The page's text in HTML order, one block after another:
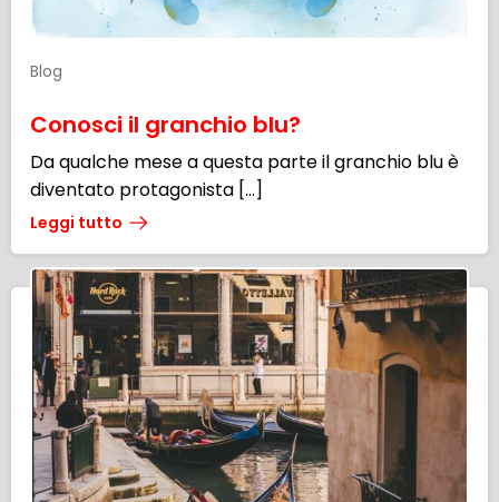
Blog
Conosci il granchio blu?
Da qualche mese a questa parte il granchio blu è
diventato protagonista […]
Leggi tutto